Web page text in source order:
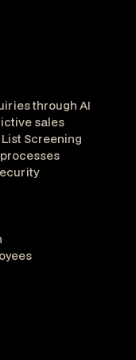
through AI
sales
Screening